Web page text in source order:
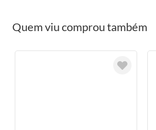
Quem viu comprou também